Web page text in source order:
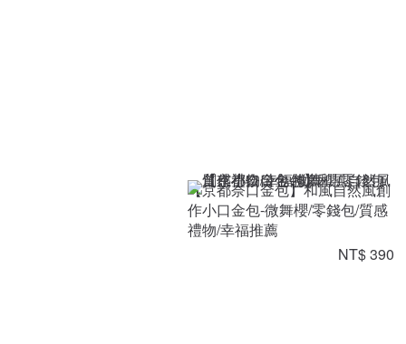
【京都奈口金包】和風自然風創
作小口金包-微舞櫻/零錢包/質感
禮物/幸福推薦
NT$ 390